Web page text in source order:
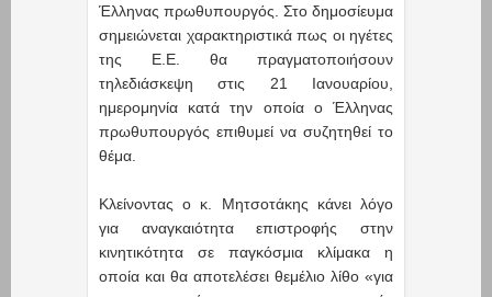
Έλληνας πρωθυπουργός. Στο δημοσίευμα
σημειώνεται χαρακτηριστικά πως οι ηγέτες
της Ε.Ε. θα πραγματοποιήσουν
τηλεδιάσκεψη στις 21 Ιανουαρίου,
ημερομηνία κατά την οποία ο Έλληνας
πρωθυπουργός επιθυμεί να συζητηθεί το
θέμα.
Κλείνοντας ο κ. Μητσοτάκης κάνει λόγο
για αναγκαιότητα επιστροφής στην
κινητικότητα σε παγκόσμια κλίμακα η
οποία και θα αποτελέσει θεμέλιο λίθο «για